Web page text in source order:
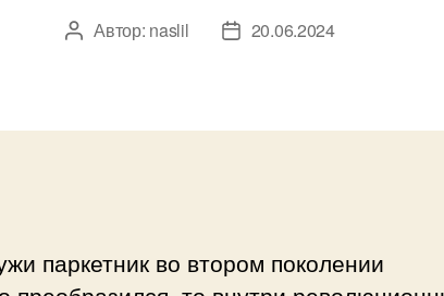
Автор
Автор: naslil
Дата20.06.2024
паркетник во втором поколении